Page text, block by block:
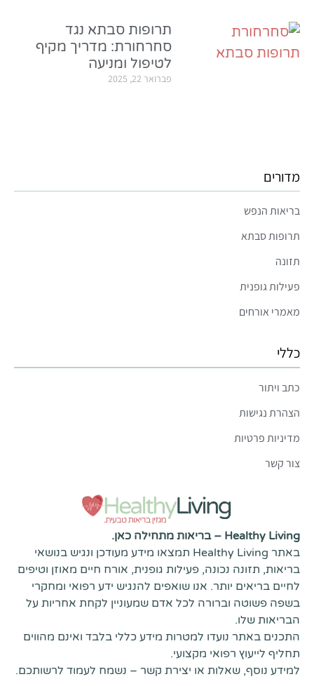
Healthy Living – בריאות מתחילה כאן.
באתר Healthy Living תמצאו מידע מעודכן ונגיש בנושאי
בריאות, תזונה נכונה, פעילות גופנית, אורח חיים מאוזן וטיפים
לחיים בריאים יותר. אנו שואפים להנגיש ידע רפואי ומחקרי
בשפה פשוטה וברורה לכל אדם שמעוניין לקחת אחריות על
הבריאות שלו.
התכנים באתר נועדו למטרות מידע כללי בלבד ואינם מהווים
תחליף לייעוץ רפואי מקצועי.
למידע נוסף, שאלות או יצירת קשר – נשמח לעמוד לרשותכם.
מדורים
בריאות הנפש
תרופות סבתא
תזונה
פעילות גופנית
מאמרי אורחים
כללי
כתב ויתור
הצהרת נגישות
מדיניות פרטיות
צור קשר
תרופות סבתא נגד
סחרחורת: מדריך מקיף
לטיפול ומניעה
פברואר 22, 2025